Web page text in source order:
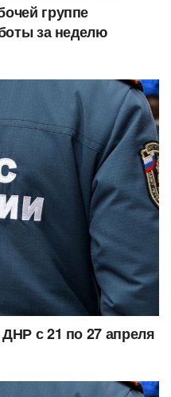
группе
за неделю
с 21 по 27 апреля